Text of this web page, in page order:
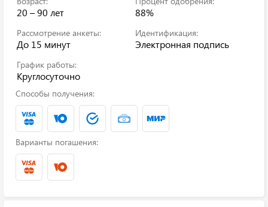
20 – 90 лет 88%
Рассмотрение анкеты:
До 15 минут
Идентификация:
Электронная подпись
График работы:
Круглосуточно
Способы получения:
Варианты погашения: